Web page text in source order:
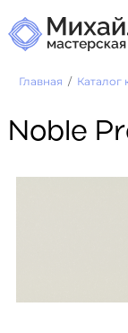
Главная Каталог
Noble